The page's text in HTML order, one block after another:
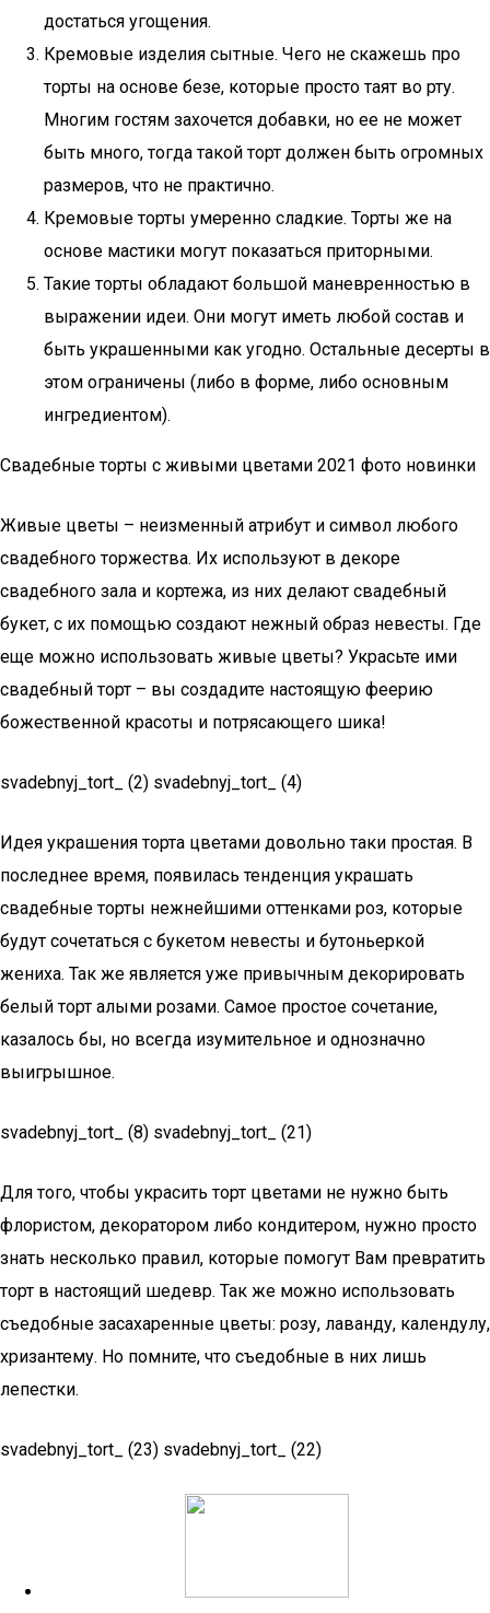
достаться угощения.
Кремовые изделия сытные. Чего не скажешь про
торты на основе безе, которые просто таят во рту.
Многим гостям захочется добавки, но ее не может
быть много, тогда такой торт должен быть огромных
размеров, что не практично.
Кремовые торты умеренно сладкие. Торты же на
основе мастики могут показаться приторными.
Такие торты обладают большой маневренностью в
выражении идеи. Они могут иметь любой состав и
быть украшенными как угодно. Остальные десерты в
этом ограничены (либо в форме, либо основным
ингредиентом).
Свадебные торты с живыми цветами 2021 фото новинки
Живые цветы – неизменный атрибут и символ любого
свадебного торжества. Их используют в декоре
свадебного зала и кортежа, из них делают свадебный
букет, с их помощью создают нежный образ невесты. Где
еще можно использовать живые цветы? Украсьте ими
свадебный торт – вы создадите настоящую феерию
божественной красоты и потрясающего шика!
svadebnyj_tort_ (2) svadebnyj_tort_ (4)
Идея украшения торта цветами довольно таки простая. В
последнее время, появилась тенденция украшать
свадебные торты нежнейшими оттенками роз, которые
будут сочетаться с букетом невесты и бутоньеркой
жениха. Так же является уже привычным декорировать
белый торт алыми розами. Самое простое сочетание,
казалось бы, но всегда изумительное и однозначно
выигрышное.
svadebnyj_tort_ (8) svadebnyj_tort_ (21)
Для того, чтобы украсить торт цветами не нужно быть
флористом, декоратором либо кондитером, нужно просто
знать несколько правил, которые помогут Вам превратить
торт в настоящий шедевр. Так же можно использовать
съедобные засахаренные цветы: розу, лаванду, календулу,
хризантему. Но помните, что съедобные в них лишь
лепестки.
svadebnyj_tort_ (23) svadebnyj_tort_ (22)